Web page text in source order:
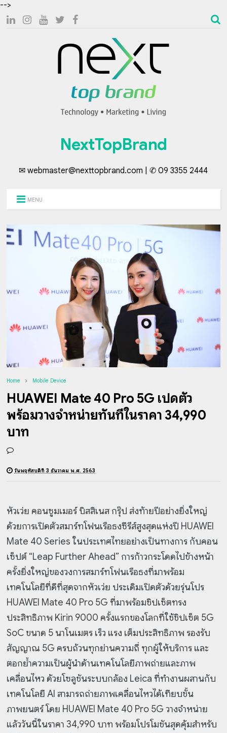
-->
NextTopBrand
✉ webmaster@nexttopbrand.com | ✆ 09 3355 2444
MENU
Home Mobile Device
HUAWEI Mate 40 Pro 5G เปิดตัว
พร้อมวางจำหน่ายทันทีในราคา 34,990
บาท
วันพฤหัสบดีที่ 3 ธันวาคม พ.ศ. 2563
หัวเว่ย คอนซูมเมอร์ บิสสิเนส กรุ๊ป ส่งท้ายปีอย่างยิ่งใหญ่
ด้วยการเปิดตัวสมาร์ทโฟนเรือธงซีรีส์สูงสุดแห่งปี HUAWEI
Mate 40 Series ในประเทศไทยอย่างเป็นทางการ กับคอน
เซ็ปต์“Leap Further Ahead” การก้าวกระโดดไปข้างหน้า
ครั้งยิ่งใหญ่ของวงการสมาร์ทโฟนเรือธงที่มาพร้อม
เทคโนโลยีที่ดีที่สุดจากหัวเว่ย ประเดิมเปิดตัวด้วยรุ่นโปร
HUAWEI Mate 40 Pro 5G ที่มาพร้อมชิปเซ็ตทรง
ประสิทธิภาพ Kirin 9000 ครั้งแรกของโลกที่ใช้ชิปเซ็ต 5G
SoC ขนาด 5 นาโนเมตร เร็ว แรง เต็มประสิทธิภาพ รองรับ
สัญญาณ 5G ครบถ้วนทุกย่านความถี่ ทุกผู้ให้บริการ และ
ตอกย้ำความเป็นผู้นำด้านเทคโนโลยีภาพถ่ายและภาพ
เคลื่อนไหว ด้วยโซลูชันระบบกล้อง Leica ที่ทำงานผสานกับ
เทคโนโลยี AI สามารถถ่ายภาพเคลื่อนไหวได้เทียบชั้น
ภาพยนตร์ โดย HUAWEI Mate 40 Pro 5G วางจำหน่าย
แล้ววันนี้ในราคา 34,990 บาท พร้อมโปรโมชันสุดคุ้มสำหรับ